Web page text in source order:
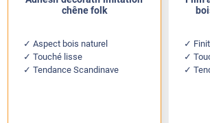
chêne folk
Aspect bois naturel
Touché lisse
Tendance Scandinave